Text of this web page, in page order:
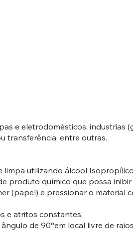
e eletrodomésticos; industrias
transferência, entre outras.
utilizando álcool
produto químico que possa
(papel) e pressionar o material
e atritos constantes;
de 90°em local livre de